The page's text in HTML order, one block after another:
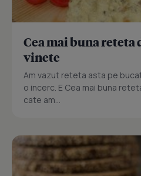
Cea mai buna reteta
vinete
Am vazut reteta asta pe
o incerc. E Cea mai buna
cate am...